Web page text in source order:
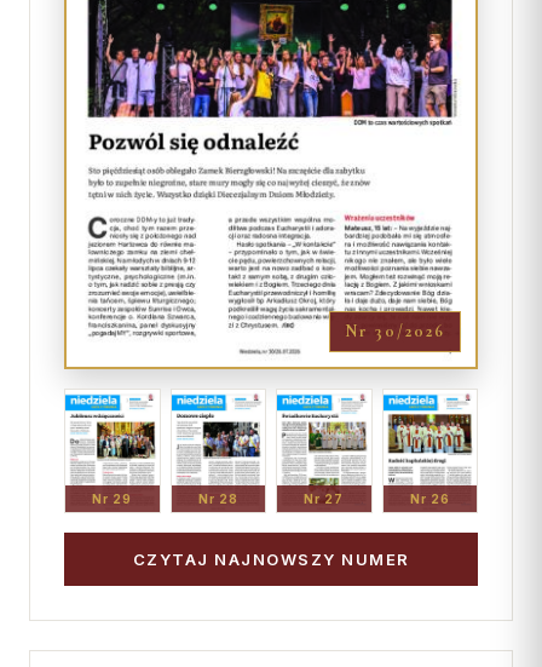
Nr 30/2026
Nr 29 Nr 28 Nr 27 Nr 26
CZYTAJ NAJNOWSZY NUMER